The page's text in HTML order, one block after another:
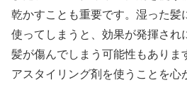
乾かすことも重要です。湿った髪
使ってしまうと、効果が発揮され
髪が傷んでしまう可能性もありま
アスタイリング剤を使うことを心